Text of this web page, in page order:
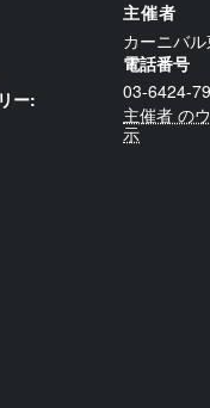
ー:
主催者
カーニバ
電話番号
03-6424-
主催者 の
示